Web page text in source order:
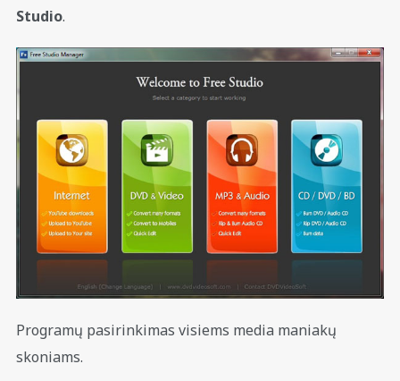
Studio.
Programų pasirinkimas visiems media maniakų
skoniams.